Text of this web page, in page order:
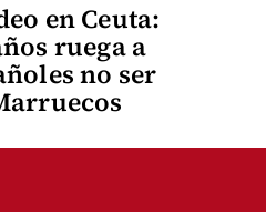
en Ceuta:
ruega a
no ser